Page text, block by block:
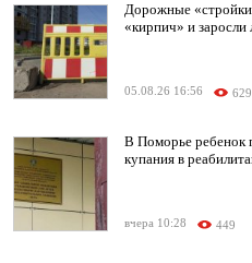
Дорожные «стройки
«кирпич» и заросли
05.08.26 16:56 629
В Поморье ребенок
купания в
вчера 10:28 449